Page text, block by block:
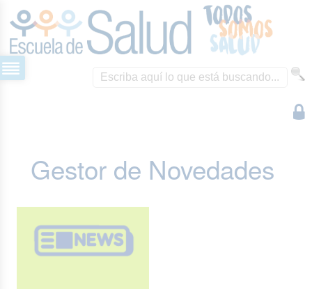
Gestor de Novedades